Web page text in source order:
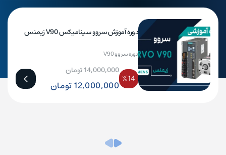
دوره آموزش سروو سینامیکس V90 زیمنس
دوره سروو V90
14,000,000 تومان
12,000,000 تومان %14